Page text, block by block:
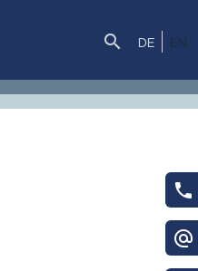
Suche
search DE EN
phone
alternate_email